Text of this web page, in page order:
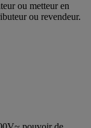
ou metteur en
ou revendeur.